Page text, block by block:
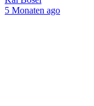
5 Monaten ago